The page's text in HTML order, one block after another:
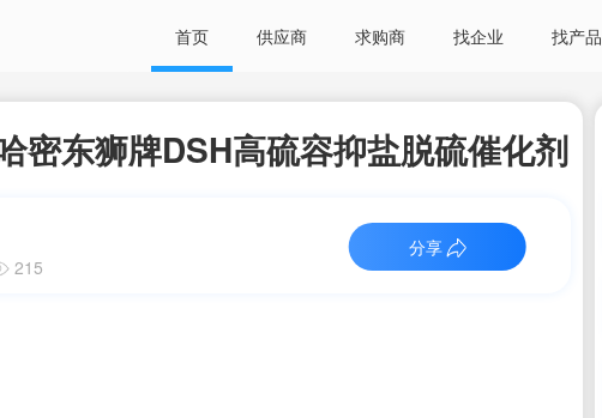
首页 供应商 求购商 找企业 找产品
密东狮牌DSH高硫容抑盐脱硫催化剂
215
分享